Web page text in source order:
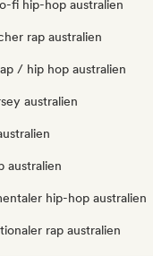
fi hip-hop australien
rap australien
/ hip hop australien
australien
australien
hip-hop australien
rap australien